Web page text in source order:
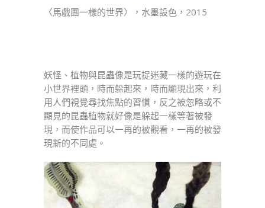
〈馬戲團一樣的世界〉，水墨設色，2015
妖怪、植物與昆蟲像是玩捉迷藏一樣的遊玩在
小世界裡頭，時而躲起來，時而顯現出來，利
用人們視覺尋找焦點的習慣，反之被忽略或不
顯見的昆蟲植物就好像是躲起一樣等著被發
現，而使作品可以一再的被觀看，一再的被發
現新的不同處。